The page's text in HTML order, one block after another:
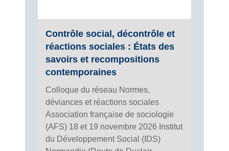
Contrôle social, décontrôle et
réactions sociales : États des
savoirs et recompositions
contemporaines
Colloque du réseau Normes,
déviances et réactions sociales
Association française de sociologie
(AFS) 18 et 19 novembre 2026 Institut
du Développement Social (IDS)